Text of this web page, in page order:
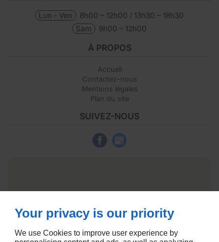
Lun - Ven
8h00 – 12h00 / 13h30 – 18h30
Sam
9h00 – 12h00
À PROPOS
Accueil
Contactez-nous
Mentions légales
Plan du site
SUIVEZ-NOUS
Your privacy is our priority
We use Cookies to improve user experience by